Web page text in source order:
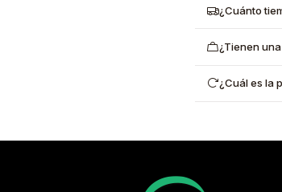
¿Cuánto
¿Tienen
¿Cuál es la